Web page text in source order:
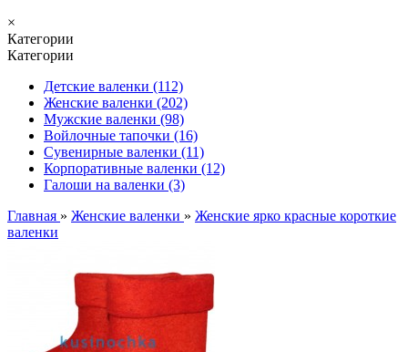
×
Категории
Категории
Детские валенки (112)
Женские валенки (202)
Мужские валенки (98)
Войлочные тапочки (16)
Сувенирные валенки (11)
Корпоративные валенки (12)
Галоши на валенки (3)
Главная » Женские валенки » Женские ярко красные короткие
валенки